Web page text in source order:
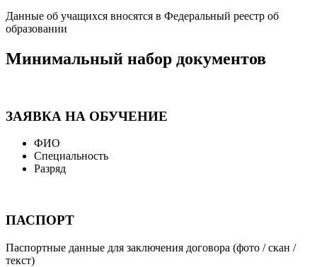
Данные об учащихся вносятся в Федеральный реестр об
образовании
Минимальный набор документов
ЗАЯВКА НА ОБУЧЕНИЕ
ФИО
Специальность
Разряд
ПАСПОРТ
Паспортные данные для заключения договора (фото / скан /
текст)